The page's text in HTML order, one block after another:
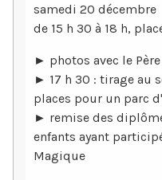
samedi 20 décembre
de 15 h 30 à 18 h,
► photos avec le
► 17 h 30 : tirage au
places pour un parc
► remise des
enfants ayant
Magique